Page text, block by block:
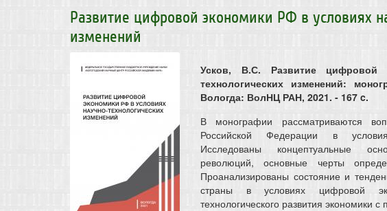
Развитие цифровой экономики РФ в условиях
изменений
Усков, В.С. Развитие
технологических изменений:
Вологда: ВолНЦ РАН, 2021. - 167 c.
В монографии рассматриваются
Российской Федерации в
Исследованы концептуальные
революций, основные черты
Проанализированы состояние и
страны в условиях цифровой
технологического развития экономики